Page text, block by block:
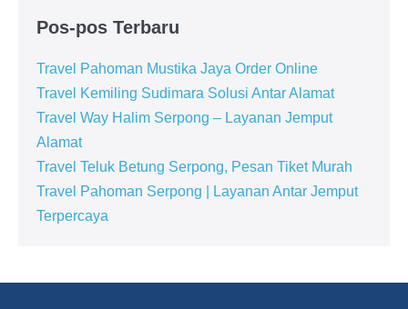
Pos-pos Terbaru
Travel Pahoman Mustika Jaya Order Online
Travel Kemiling Sudimara Solusi Antar Alamat
Travel Way Halim Serpong – Layanan Jemput
Alamat
Travel Teluk Betung Serpong, Pesan Tiket Murah
Travel Pahoman Serpong | Layanan Antar Jemput
Terpercaya